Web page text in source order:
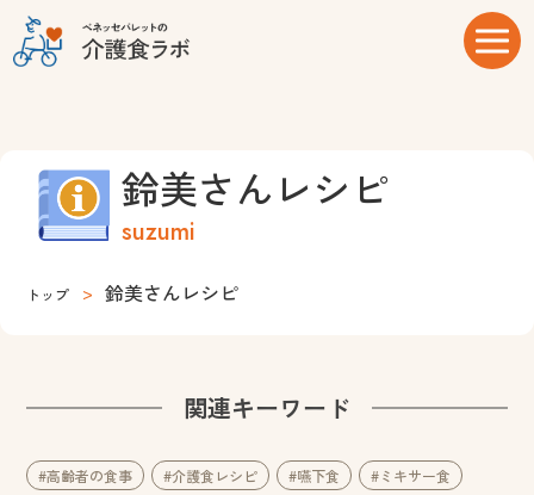
トップ 鈴美さんレシピ
鈴美さんレシピ
suzumi
関連キーワード
#高齢者の食事 #介護食レシピ #嚥下食 #ミキサー食